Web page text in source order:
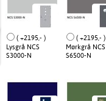
( +2195,- )
Lysgrå NCS
S3000-N
( +2195,- )
Mørkgrå NCS
S6500-N